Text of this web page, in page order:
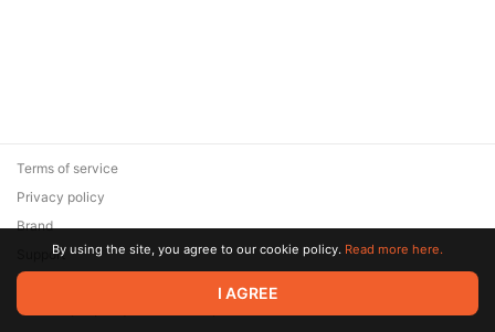
© 2026 Zaya Solutions Limited. All rights reserved. All trademarks
are the property of their respective owners.
Terms of service
Privacy policy
Brand
SupportBy using the site, you agree to our cookie policy. Read more here.
I AGREE